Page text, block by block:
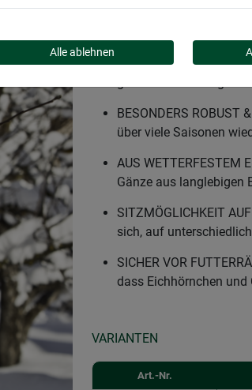
BESONDERS
über viele Saisonen
AUS WETTERFESTEM
Gänze aus langlebigen
SITZMÖGLICHKEIT
sich, auf
SICHER VOR
dass Eichhörnchen und
VARIANTEN
Art.-Nr.
Alle ablehnen